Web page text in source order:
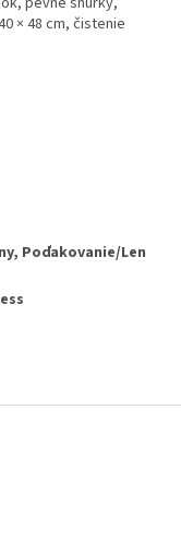
× 48 cm, čistenie
Poďakovanie/Len